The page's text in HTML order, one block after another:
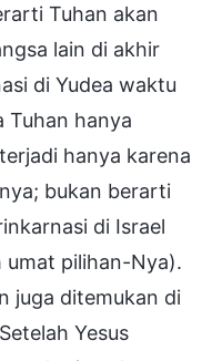
Tuhan akan
lain di akhir
di Yudea waktu
Tuhan hanya
hanya karena
bukan berarti
di Israel
umat pilihan-Nya).
juga ditemukan di
Yesus